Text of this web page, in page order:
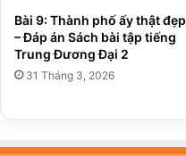
Bài 9: Thành phố ấy thật đẹp
– Đáp án Sách bài tập tiếng
Trung Đương Đại 2
31 Tháng 3, 2026